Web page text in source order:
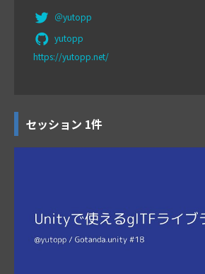
＠yutopp
yutopp
https://yutopp.net/
セッション 1件